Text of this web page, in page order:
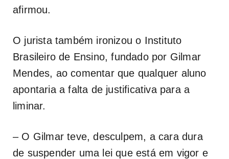
afirmou.
O jurista também ironizou o Instituto
Brasileiro de Ensino, fundado por Gilmar
Mendes, ao comentar que qualquer aluno
apontaria a falta de justificativa para a
liminar.
– O Gilmar teve, desculpem, a cara dura
de suspender uma lei que está em vigor e